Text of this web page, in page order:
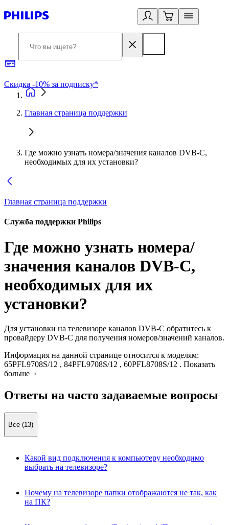
Скидка -10% за подписку*
Главная страница поддержки
Где можно узнать номера/значения каналов DVB-C,
необходимых для их установки?
Главная страница поддержки
Служба поддержки Philips
Где можно узнать номера/
значения каналов DVB-C,
необходимых для их
установки?
Для установки на телевизоре каналов DVB-C обратитесь к
провайдеру DVB-C для получения номеров/значений каналов.
Информация на данной странице относится к моделям:
65PFL9708S/12 , 84PFL9708S/12 , 60PFL8708S/12 . Показать
больше ›
Ответы на часто задаваемые вопросы
Все (13)
Какой вид подключения к компьютеру необходимо
выбрать на телевизоре?
Почему на телевизоре папки отображаются не так, как
на ПК?